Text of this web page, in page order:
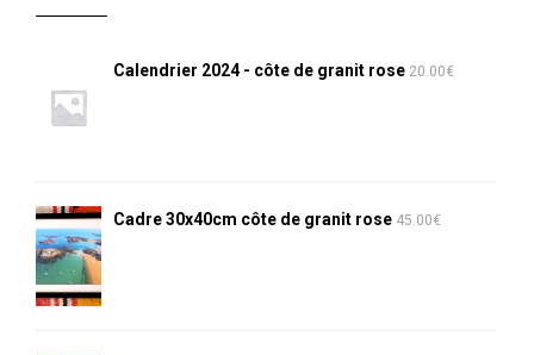
Calendrier 2024 - côte de granit rose 20.00€
Cadre 30x40cm côte de granit rose 45.00€